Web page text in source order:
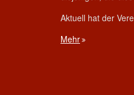
Aktuell hat der
Mehr